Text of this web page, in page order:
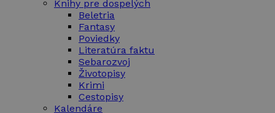
Knihy pre dospelých
Beletria
Fantasy
Poviedky
Literatúra faktu
Sebarozvoj
Životopisy
Krimi
Cestopisy
Kalendáre